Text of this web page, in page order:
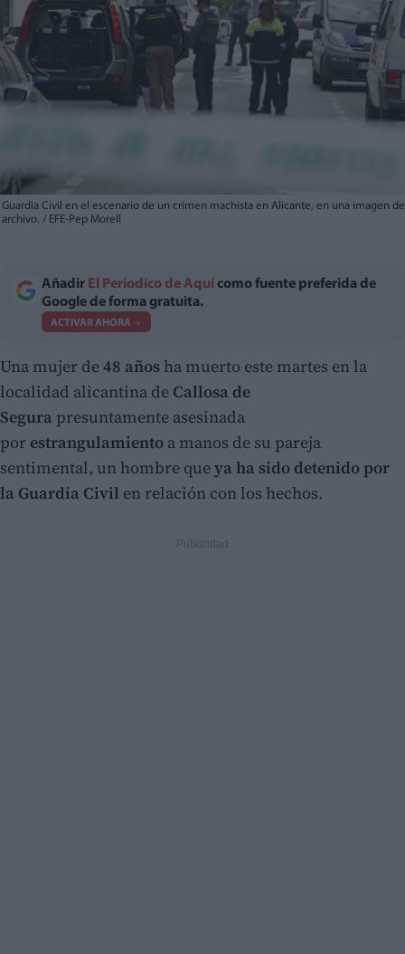
Guardia Civil en el escenario de un crimen machista en Alicante, en una imagen de
archivo. / EFE-Pep Morell
Añadir El Periodico de Aquí como fuente preferida de
Google de forma gratuita.
ACTIVAR AHORA
Una mujer de48 años ha muerto este martes en la
localidad alicantina de Callosa de
Segura presuntamente asesinada
por estrangulamiento a manos de su pareja
sentimental, un hombre queya ha sido detenido por
la Guardia Civil en relación con los hechos.